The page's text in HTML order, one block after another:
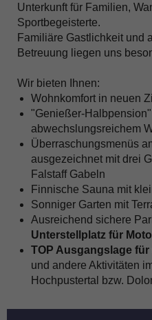
Unterkunft für Familien,
Sportbegeisterte.
Familiäre Gastlichkeit und
Betreuung liegen uns
Wir bieten Ihnen:
Wohnkomfort in neuen
"Genießer-
abwechslungsreichem
Überraschungsmenüs
ausgezeichnet mit drei
Falstaff Gabeln
Finnische Sauna mit
Sonniger Garten mit
Ausreichend sichere
Unterstellplatz für
TOP Ausgangslage
und andere Aktivitäten
Hochpustertal bzw.